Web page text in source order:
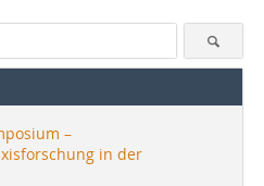
–
in der